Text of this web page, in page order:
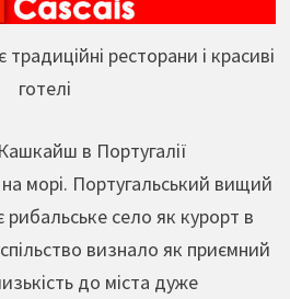
ресторани і красиві
готелі
в Португалії
морі. Португальський вищий
село як курорт в
визнало як приємний
до міста дуже